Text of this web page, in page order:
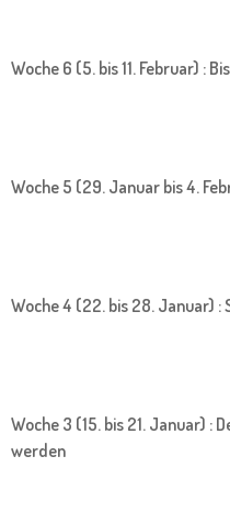
Woche 6 (5. bis 11. Februar) :
Woche 5 (29. Januar bis 4.
Woche 4 (22. bis 28. Januar)
Woche 3 (15. bis 21. Januar) :
werden